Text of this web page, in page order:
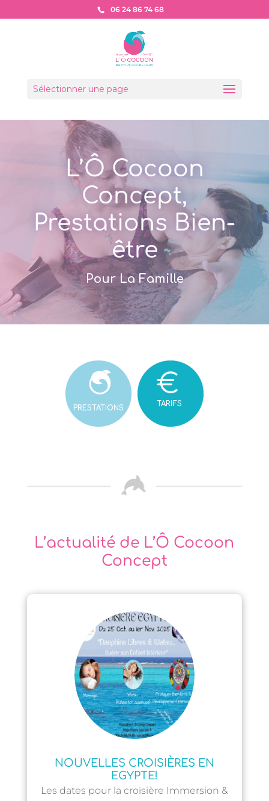
06 24 86 74 68
Sélectionner une page
L’Ô Cocoon
Concept,
Prestations Bien-
être
Pour La Famille
PRESTATIONS TARIFS
L’actualité de L’Ô Cocoon
Concept
NOUVELLES CROISIÈRES EN
EGYPTE!
Les dates pour la croisière Immersion &